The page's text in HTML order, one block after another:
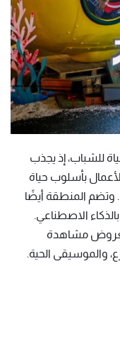
للشباب، إذ يجذب
بأسلوب حياة
وتضم المنطقة أيضًا
الاصطناعي.
بعروض مشاهدة
والموسيقى الحية.